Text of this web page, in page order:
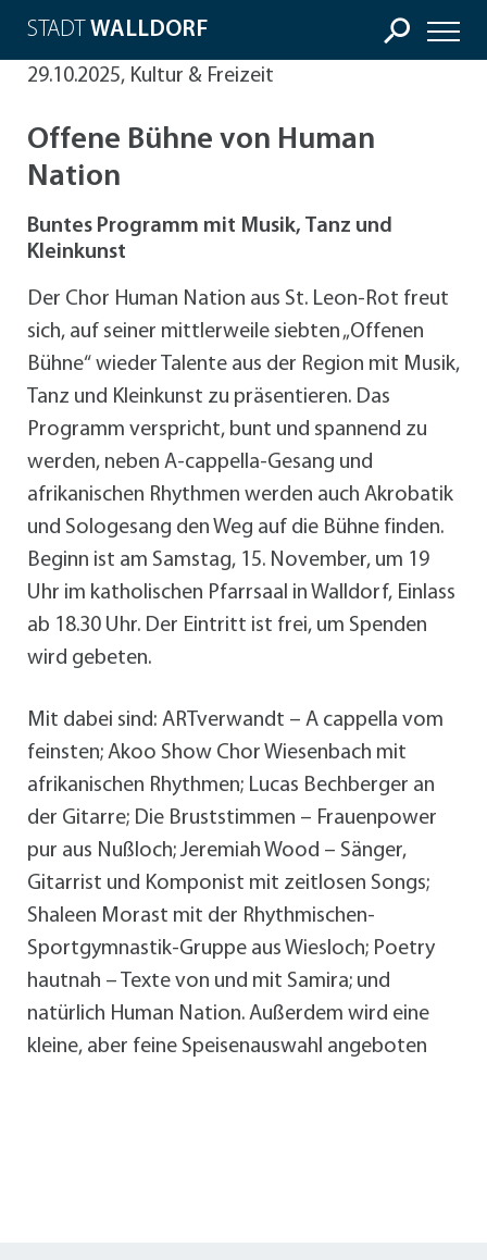
STADT WALLDORF
29.10.2025, Kultur & Freizeit
Offene Bühne von Human
Nation
Buntes Programm mit Musik, Tanz und
Kleinkunst
Der Chor Human Nation aus St. Leon-Rot freut
sich, auf seiner mittlerweile siebten „Offenen
Bühne“ wieder Talente aus der Region mit Musik,
Tanz und Kleinkunst zu präsentieren. Das
Programm verspricht, bunt und spannend zu
werden, neben A-cappella-Gesang und
afrikanischen Rhythmen werden auch Akrobatik
und Sologesang den Weg auf die Bühne finden.
Beginn ist am Samstag, 15. November, um 19
Uhr im katholischen Pfarrsaal in Walldorf, Einlass
ab 18.30 Uhr. Der Eintritt ist frei, um Spenden
wird gebeten.
Mit dabei sind: ARTverwandt – A cappella vom
feinsten; Akoo Show Chor Wiesenbach mit
afrikanischen Rhythmen; Lucas Bechberger an
der Gitarre; Die Bruststimmen – Frauenpower
pur aus Nußloch; Jeremiah Wood – Sänger,
Gitarrist und Komponist mit zeitlosen Songs;
Shaleen Morast mit der Rhythmischen-
Sportgymnastik-Gruppe aus Wiesloch; Poetry
hautnah – Texte von und mit Samira; und
natürlich Human Nation. Außerdem wird eine
kleine, aber feine Speisenauswahl angeboten